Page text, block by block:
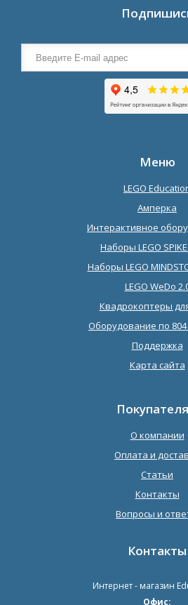
Меню
LEGO
Амперка
Интерактивное
Наборы LEGO
Наборы LEGO
LEGO WeDo
Квадрокоптеры
Оборудование по
Поддержка
Карта сайта
О компании
Оплата и
Статьи
Контакты
Вопросы и
Контакты
Интернет - магазин
Офис: